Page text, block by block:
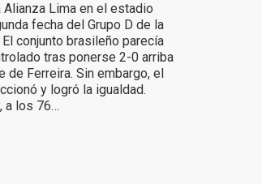
Lima en el estadio
fecha del Grupo D de la
conjunto brasileño parecía
tras ponerse 2-0 arriba
de Ferreira. Sin embargo, el
y logró la igualdad.
a los 76…